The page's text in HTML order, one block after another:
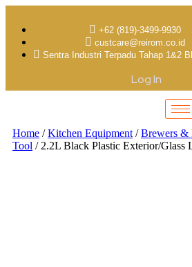
+62 (819)-3499-9930
custcare@reirom.co.id
Sentra Industri Terpadu Tahap 1&2
Log In
Home /Kitchen Equipment /Brewers &
Tool / 2.2L Black Plastic Exterior/Glass